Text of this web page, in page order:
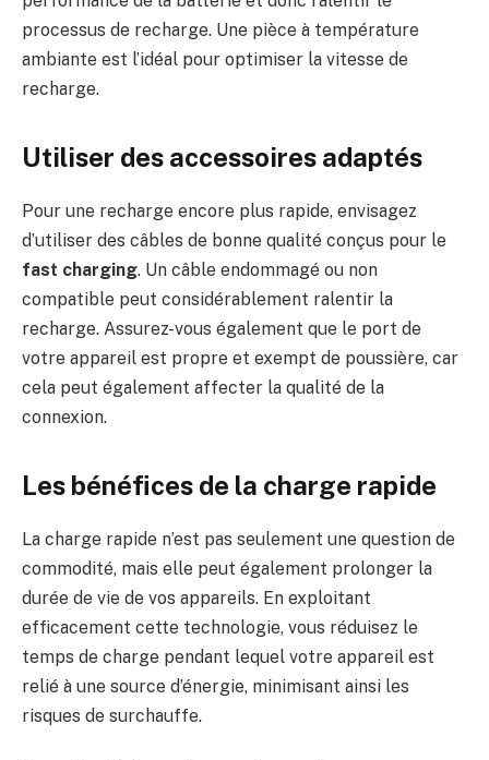
processus de recharge. Une pièce à température
ambiante est l’idéal pour optimiser la vitesse de
recharge.
Utiliser des accessoires adaptés
Pour une recharge encore plus rapide, envisagez
d’utiliser des câbles de bonne qualité conçus pour le
fast charging. Un câble endommagé ou non
compatible peut considérablement ralentir la
recharge. Assurez-vous également que le port de
votre appareil est propre et exempt de poussière, car
cela peut également affecter la qualité de la
connexion.
Les bénéfices de la charge rapide
La charge rapide n’est pas seulement une question de
commodité, mais elle peut également prolonger la
durée de vie de vos appareils. En exploitant
efficacement cette technologie, vous réduisez le
temps de charge pendant lequel votre appareil est
relié à une source d’énergie, minimisant ainsi les
risques de surchauffe.